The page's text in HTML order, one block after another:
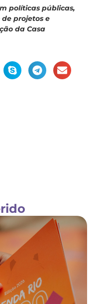
políticas públicas,
projetos e
da Casa